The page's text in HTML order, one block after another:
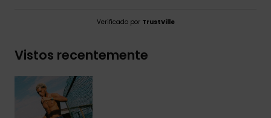
Verificado por TrustVille
Vistos recentemente